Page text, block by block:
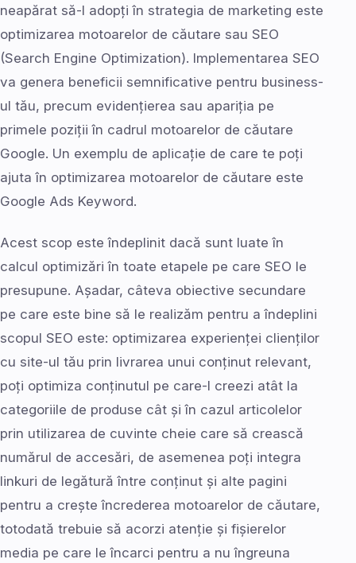
neapărat să-l adopți în strategia de marketing este
optimizarea motoarelor de căutare sau SEO
(Search Engine Optimization). Implementarea SEO
va genera beneficii semnificative pentru business-
ul tău, precum evidențierea sau apariția pe
primele poziții în cadrul motoarelor de căutare
Google. Un exemplu de aplicație de care te poți
ajuta în optimizarea motoarelor de căutare este
Google Ads Keyword.
Acest scop este îndeplinit dacă sunt luate în
calcul optimizări în toate etapele pe care SEO le
presupune. Așadar, câteva obiective secundare
pe care este bine să le realizăm pentru a îndeplini
scopul SEO este: optimizarea experienței clienților
cu site-ul tău prin livrarea unui conținut relevant,
poți optimiza conținutul pe care-l creezi atât la
categoriile de produse cât și în cazul articolelor
prin utilizarea de cuvinte cheie care să crească
numărul de accesări, de asemenea poți integra
linkuri de legătură între conținut și alte pagini
pentru a crește încrederea motoarelor de căutare,
totodată trebuie să acorzi atenție și fișierelor
media pe care le încarci pentru a nu îngreuna